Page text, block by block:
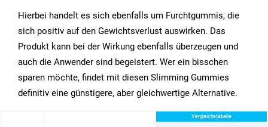
Hierbei handelt es sich ebenfalls um Furchtgummis, die
sich positiv auf den Gewichtsverlust auswirken. Das
Produkt kann bei der Wirkung ebenfalls überzeugen und
auch die Anwender sind begeistert. Wer ein bisschen
sparen möchte, findet mit diesen Slimming Gummies
definitiv eine günstigere, aber gleichwertige Alternative.
Vergleichstabelle